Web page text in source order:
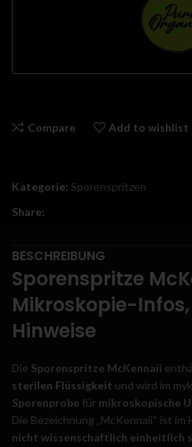
Compare Add to wishlist
Kategorie: Sporenspritzen
Share:
BESCHREIBUNG
Sporenspritze
Mikroskopie-
Hinweise
Die Sporenspritze McKennaii
sterilen Flüssigkeit und wird im
Sporenprobe für mikroskopische
Die Bezeichnung „McKennaii“ ist
nicht wissenschaftlich einheitlich